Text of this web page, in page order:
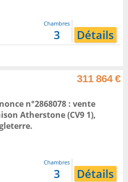
Chambres
3 Détails
311 864 €
n°2868078 : vente
Atherstone(CV9 1),
.
Chambres
3 Détails